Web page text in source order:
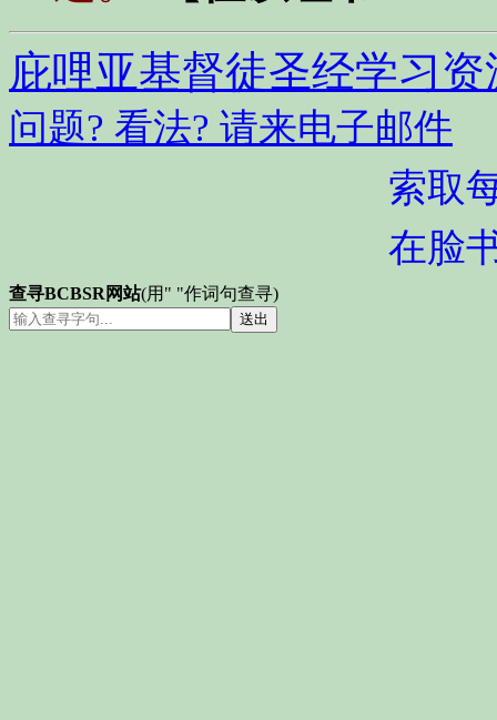
庇哩亚基督徒圣经学习资
问题? 看法? 请来电子邮件
索取
在脸
查寻BCBSR网站(用" "作词句查寻)